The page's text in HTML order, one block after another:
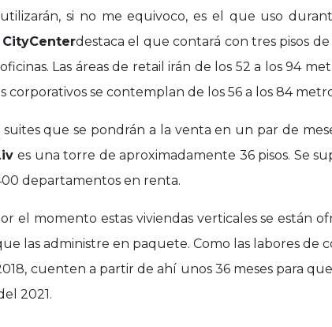
si no me equivoco, es el que uso
CityCenterdestaca el que contará con tres pisos de
Las áreas de retail irán de los 52 a los 94
corporativos se contemplan de los 56 a los 84
suites que se pondrán a la venta en un par de
es una torre de aproximadamente 36 pisos. Se
departamentos en renta.
el momento estas viviendas verticales se están
las administre en paquete. Como las labores de
cuenten a partir de ahí unos 36 meses para
2021.